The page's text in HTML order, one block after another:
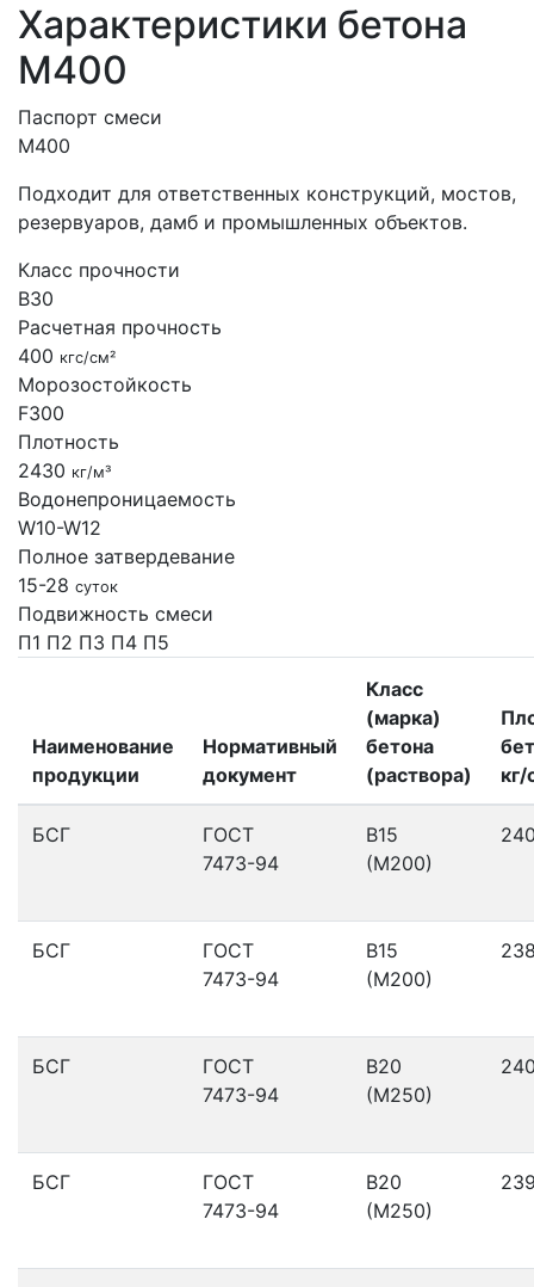
Характеристики бетона
М400
Паспорт смеси
М400
Подходит для ответственных конструкций, мостов,
резервуаров, дамб и промышленных объектов.
Класс прочности
B30
Расчетная прочность
400 кгс/см²
Морозостойкость
F300
Плотность
2430 кг/м³
Водонепроницаемость
W10-W12
Полное затвердевание
15-28 суток
Подвижность смеси
П1 П2 П3 П4 П5
Наименование
продукции
Нормативный
документ
Класс
(марка)
бетона
(раствора)
кг/
БСГ
ГОСТ
7473-94
В15
(М200)
БСГ
ГОСТ
7473-94
В15
(М200)
БСГ
ГОСТ
7473-94
В20
(М250)
БСГ
ГОСТ
7473-94
В20
(М250)